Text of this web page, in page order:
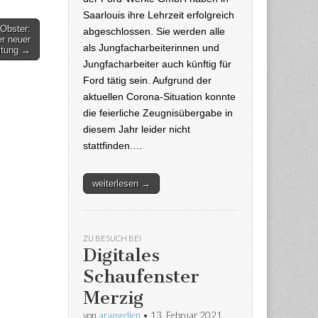
neuer
→
Saarlouis ihre Lehrzeit erfolgreich
abgeschlossen. Sie werden alle
als Jungfacharbeiterinnen und
Jungfacharbeiter auch künftig für
Ford tätig sein. Aufgrund der
aktuellen Corona-Situation konnte
die feierliche Zeugnisübergabe in
diesem Jahr leider nicht
stattfinden.…
weiterlesen →
ZU BESUCH BEI
Digitales
Schaufenster
Merzig
von aramedien • 13. Februar 2021